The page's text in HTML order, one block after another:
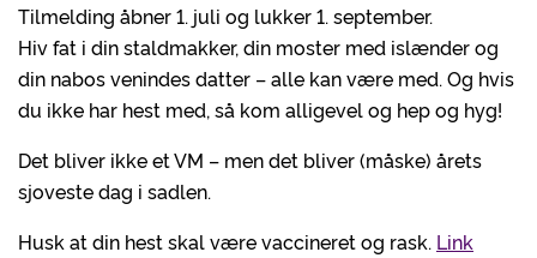
Tilmelding åbner 1. juli og lukker 1. september.
Hiv fat i din staldmakker, din moster med islænder og
din nabos venindes datter – alle kan være med. Og hvis
du ikke har hest med, så kom alligevel og hep og hyg!
Det bliver ikke et VM – men det bliver (måske) årets
sjoveste dag i sadlen.
Husk at din hest skal være vaccineret og rask. Link